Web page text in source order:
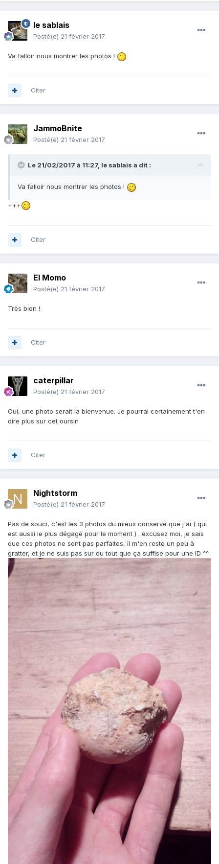
le sablais
Posté(e) 21 février 2017
Va falloir nous montrer les photos !
Citer
JammoBnite
Posté(e) 21 février 2017
Le 21/02/2017 à 11:27, le sablais a dit :
Va falloir nous montrer les photos !
+++
Citer
El Momo
Posté(e) 21 février 2017
Très bien !
Citer
caterpillar
Posté(e) 21 février 2017
Oui, une photo serait la bienvenue. Je pourrai certainement t'en
dire plus sur cet oursin
Citer
Nightstorm
Posté(e) 21 février 2017
Pas de souci, c'est les 3 photos du mieux conservé que j'ai ( qui
est aussi le plus dégagé pour le moment ) . excusez moi, je sais
que ces photos ne sont pas parfaites, il m'en reste un peu à
gratter, et je ne suis pas sur du tout que ça suffise pour une ID ^^